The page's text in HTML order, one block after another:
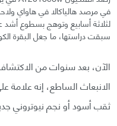
في مرصد هالياكالا في هاواي
لثلاثة أسابيع وتوهج بسطوع
سبقت دراستها، ما جعل البقرة
الآن، بعد سنوات من
الانبعاث الساطع، إنه
ثقب أسود أو نجم نيوتروني